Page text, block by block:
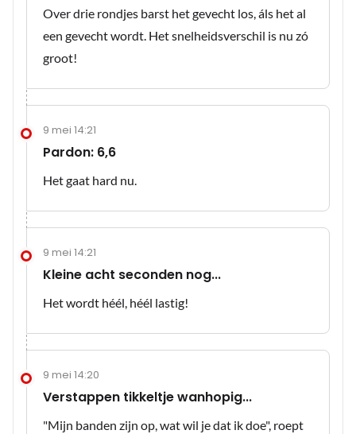
Over drie rondjes barst het gevecht los, áls het al
een gevecht wordt. Het snelheidsverschil is nu zó
groot!
9 mei 14:21
Pardon: 6,6
Het gaat hard nu.
9 mei 14:21
Kleine acht seconden nog...
Het wordt héél, héél lastig!
9 mei 14:20
Verstappen tikkeltje wanhopig...
"Mijn banden zijn op, wat wil je dat ik doe", roept